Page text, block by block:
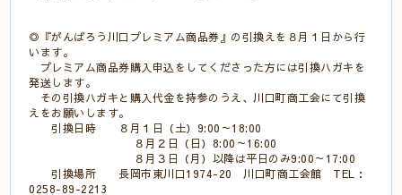
◎『がんばろう川口プレミアム商品券』の引換えを８月１日から行
います。
プレミアム商品券購入申込をしてくださった方には引換ハガキを
発送します。
その引換ハガキと購入代金を持参のうえ、川口町商工会にて引換
えをお願いします。
引換日時 ８月１日（土）9:00～18:00
８月２日（日）8:00～16:00
８月３日（月）以降は平日のみ9:00～17:00
引換場所 長岡市東川口1974-20 川口町商工会館 TEL：
0258-89-2213